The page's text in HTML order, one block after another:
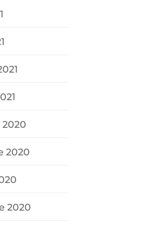
2020
2020